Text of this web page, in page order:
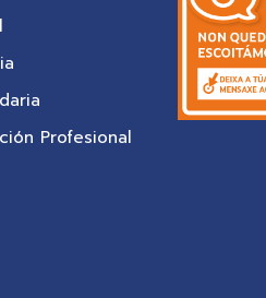
Profesional